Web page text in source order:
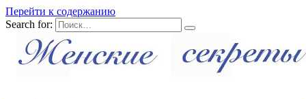
Перейти к содержанию
Search for: